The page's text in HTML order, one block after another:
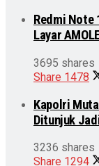
Redmi Note
Layar
3695 shares
Share 1478
Kapolri
Ditunjuk
3236 shares
Share 1294